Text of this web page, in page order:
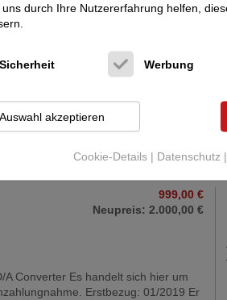
S1
im Auftrag eines Kunden wegen
aus Streamer/DAC ...
999,00 €
Neupreis: 2.000,00 €
A Converter Es handelt sich hier um
Erstbezug: 01/2019 Er
durch Ihre Nutzererfahrung helfen,
Cookie-Details | Datenschutz |
Sicherheit Werbung
Auswahl akzeptieren